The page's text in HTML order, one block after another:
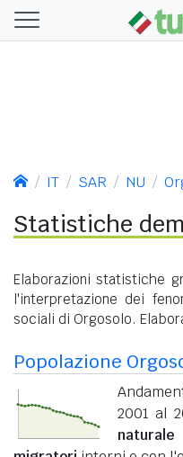
IT SAR NU
Statistiche
Elaborazioni statistiche
l'interpretazione dei
sociali di Orgosolo.
Popolazione
2001 al
naturale